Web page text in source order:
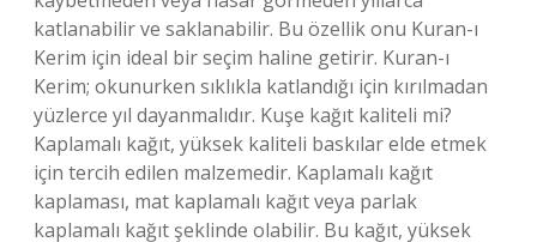
katlanabilir ve saklanabilir. Bu özellik onu Kuran-ı
Kerim için ideal bir seçim haline getirir. Kuran-ı
Kerim; okunurken sıklıkla katlandığı için kırılmadan
yüzlerce yıl dayanmalıdır. Kuşe kağıt kaliteli mi?
Kaplamalı kağıt, yüksek kaliteli baskılar elde etmek
için tercih edilen malzemedir. Kaplamalı kağıt
kaplaması, mat kaplamalı kağıt veya parlak
kaplamalı kağıt şeklinde olabilir. Bu kağıt, yüksek